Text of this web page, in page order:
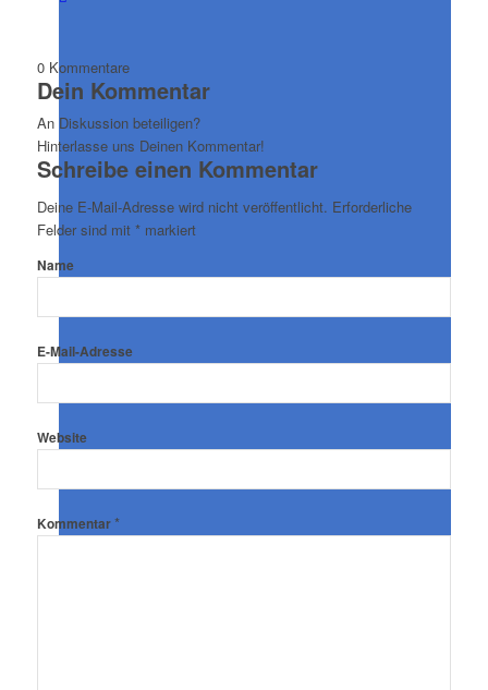
0 Kommentare
Dein Kommentar
An Diskussion beteiligen?
Hinterlasse uns Deinen Kommentar!
Schreibe einen Kommentar
Deine E-Mail-Adresse wird nicht veröffentlicht. Erforderliche
Felder sind mit *markiert
Name
E-Mail-Adresse
Website
Kommentar*